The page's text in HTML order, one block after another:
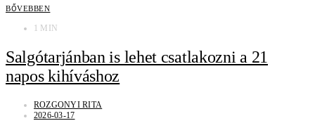
BŐVEBBEN
1 MIN
Salgótarjánban is lehet csatlakozni a 21
napos kihíváshoz
ROZGONYI RITA
2026-03-17